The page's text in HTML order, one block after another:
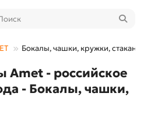
Бокалы, чашки, кружки, стаканы
Amet - российское
- Бокалы, чашки,